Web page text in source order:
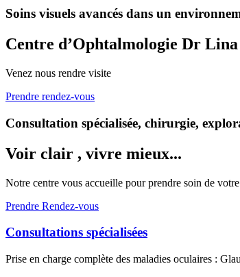
Soins visuels avancés dans un
Centre d’Ophtalmologie Dr
Venez nous rendre visite
Prendre rendez-vous
Consultation spécialisée, chirurgie,
Voir clair , vivre mieux...
Notre centre vous accueille pour prendre soin de
Prendre Rendez-vous
Consultations spécialisées
Prise en charge complète des maladies oculaires :